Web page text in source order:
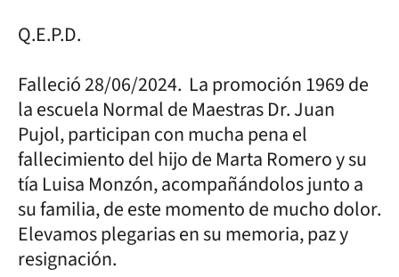
Q.E.P.D.
Falleció 28/06/2024. La promoción 1969 de
la escuela Normal de Maestras Dr. Juan
Pujol, participan con mucha pena el
fallecimiento del hijo de Marta Romero y su
tía Luisa Monzón, acompañándolos junto a
su familia, de este momento de mucho dolor.
Elevamos plegarias en su memoria, paz y
resignación.